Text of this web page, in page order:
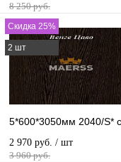
8 250 руб.
Скидка 25%
2 шт
5*600*3050мм 2040/S*
2 970 руб. / шт
3 960 руб.